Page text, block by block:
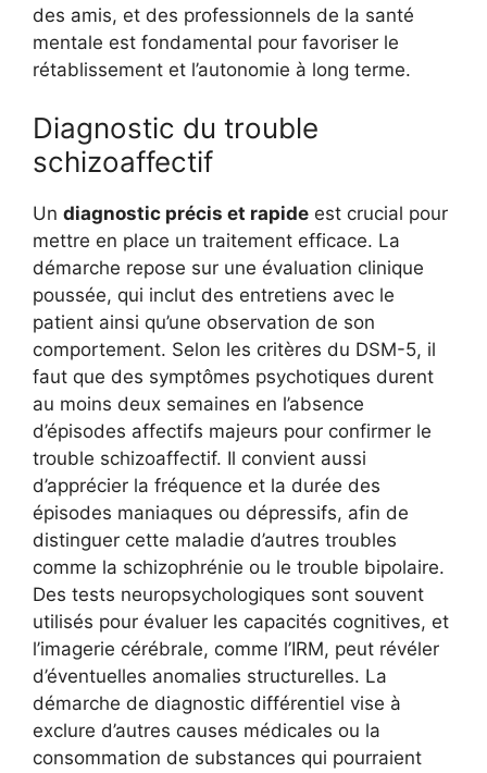
des amis, et des professionnels de la santé
mentale est fondamental pour favoriser le
rétablissement et l’autonomie à long terme.
Diagnostic du trouble
schizoaffectif
Un diagnostic précis et rapide est crucial pour
mettre en place un traitement efficace. La
démarche repose sur une évaluation clinique
poussée, qui inclut des entretiens avec le
patient ainsi qu’une observation de son
comportement. Selon les critères du DSM-5, il
faut que des symptômes psychotiques durent
au moins deux semaines en l’absence
d’épisodes affectifs majeurs pour confirmer le
trouble schizoaffectif. Il convient aussi
d’apprécier la fréquence et la durée des
épisodes maniaques ou dépressifs, afin de
distinguer cette maladie d’autres troubles
comme la schizophrénie ou le trouble bipolaire.
Des tests neuropsychologiques sont souvent
utilisés pour évaluer les capacités cognitives, et
l’imagerie cérébrale, comme l’IRM, peut révéler
d’éventuelles anomalies structurelles. La
démarche de diagnostic différentiel vise à
exclure d’autres causes médicales ou la
consommation de substances qui pourraient